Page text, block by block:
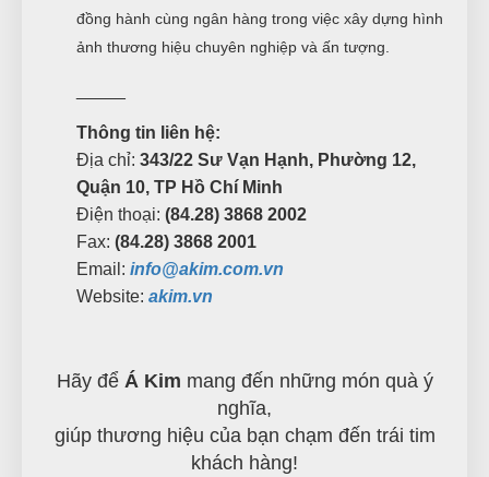
đồng hành cùng ngân hàng trong việc xây dựng hình
ảnh thương hiệu chuyên nghiệp và ấn tượng.
Thông tin liên hệ:
Địa chỉ: 343/22 Sư Vạn Hạnh, Phường 12,
Quận 10, TP Hồ Chí Minh
Điện thoại: (84.28) 3868 2002
Fax: (84.28) 3868 2001
Email: info@akim.com.vn
Website: akim.vn
Hãy để Á Kim mang đến những món quà ý
nghĩa,
giúp thương hiệu của bạn chạm đến trái tim
khách hàng!